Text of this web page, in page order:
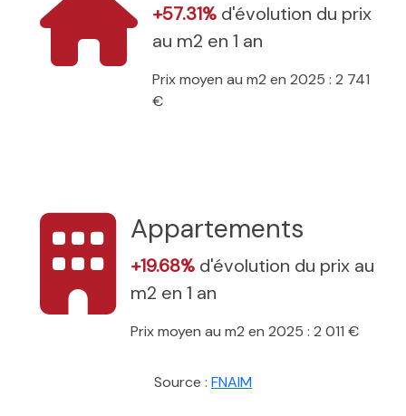
+57.31% d'évolution du prix
au m2 en 1 an
Prix moyen au m2 en 2025 : 2 741
€
Appartements
+19.68% d'évolution du prix au
m2 en 1 an
Prix moyen au m2 en 2025 : 2 011 €
Source : FNAIM